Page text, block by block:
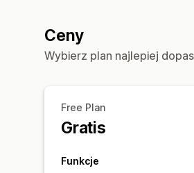
Ceny
Wybierz plan najlepiej
Free Plan
Gratis
Funkcje